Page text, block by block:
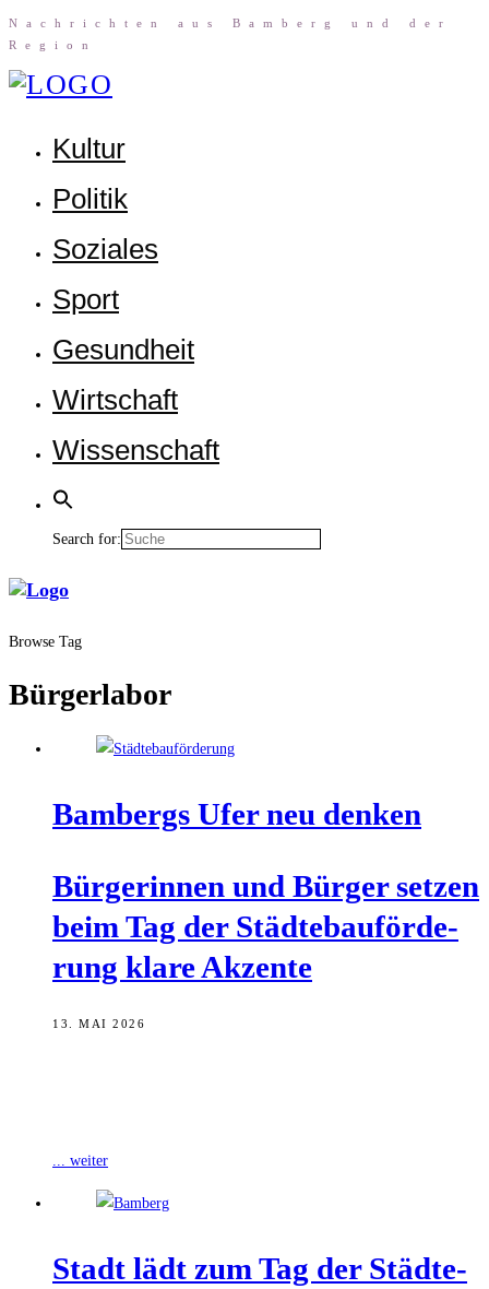
Nach­rich­ten aus Bam­berg und der
Region
Kul­tur
Poli­tik
Sozia­les
Sport
Gesund­heit
Wirt­schaft
Wis­sen­schaft
Search for:
Browse Tag
Bürgerlabor
Bam­bergs Ufer neu denken
Bür­ge­rin­nen und Bür­ger set­zen
beim Tag der Städ­te­bau­för­de­
rung kla­re Akzente
13. MAI 2026
... weiter
Stadt lädt zum Tag der Städ­te­